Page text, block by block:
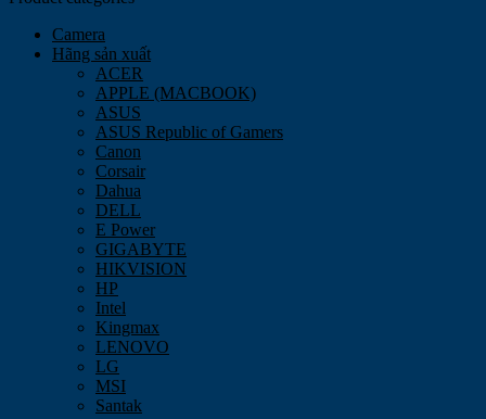
Camera
Hãng sản xuất
ACER
APPLE (MACBOOK)
ASUS
ASUS Republic of Gamers
Canon
Corsair
Dahua
DELL
E Power
GIGABYTE
HIKVISION
HP
Intel
Kingmax
LENOVO
LG
MSI
Santak